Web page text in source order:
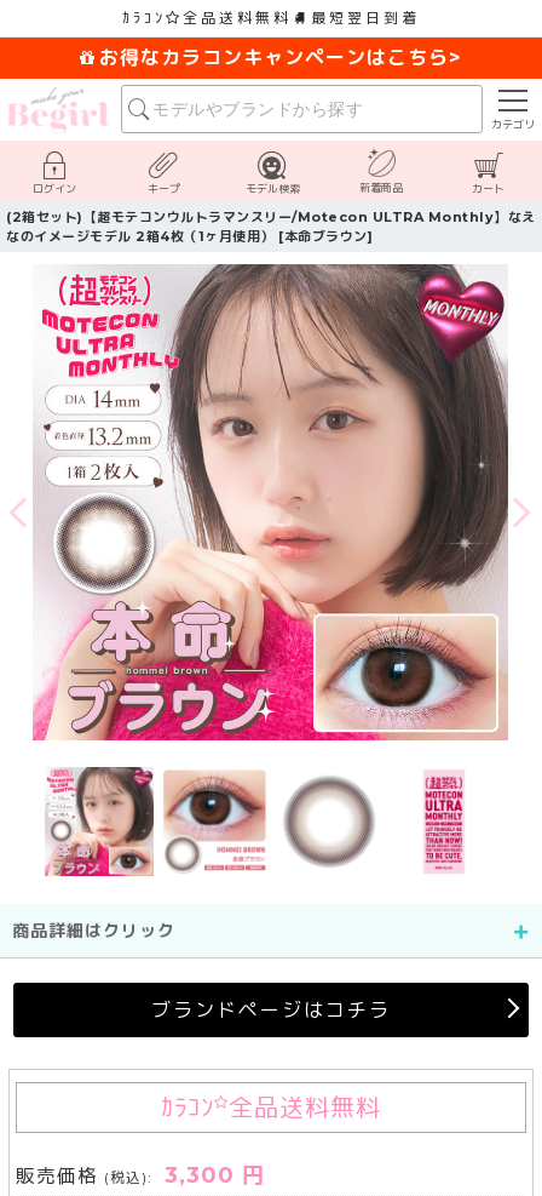
ｶﾗｺﾝ 全品送料無料 最短翌日到着
お得なカラコンキャンペーンはこちら>
カテゴリ
ログイン キープ モデル検索 新着商品 カート
(2箱セット)【超モテコンウルトラマンスリー/Motecon ULTRA Monthly】なえ
なのイメージモデル 2箱4枚（1ヶ月使用） [本命ブラウン]
商品詳細はクリック
ブランドページはコチラ
ｶﾗｺﾝ 全品送料無料
販売価格 (税込): 3,300 円